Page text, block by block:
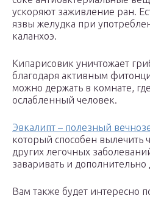
ускоряют заживление ран.
язвы желудка при
каланхоэ.
Кипарисовик уничтожает
благодаря активным
можно держать в комнате,
ослабленный человек.
Эвкалипт – полезный
который способен вылечить
других легочных
заваривать и дополнительно
Вам также будет интересно